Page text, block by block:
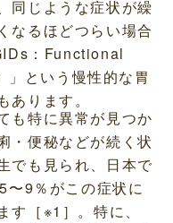
同じような症状が繰
なるほどつらい場合
：Functional
という慢性的な胃
ります。
も特に異常が見つか
・便秘などが続く状
でも見られ、日本で
〜9％がこの症状に
［※1］。特に、